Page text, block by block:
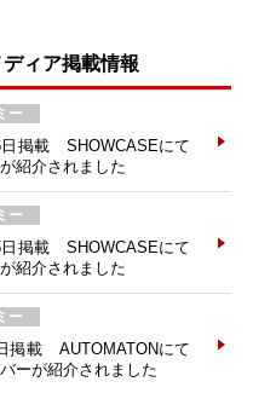
ィア掲載情報
ー
日掲載 SHOWCASEにて
紹介されました
ー
日掲載 SHOWCASEにて
紹介されました
ー
掲載 AUTOMATONにて
ーが紹介されました